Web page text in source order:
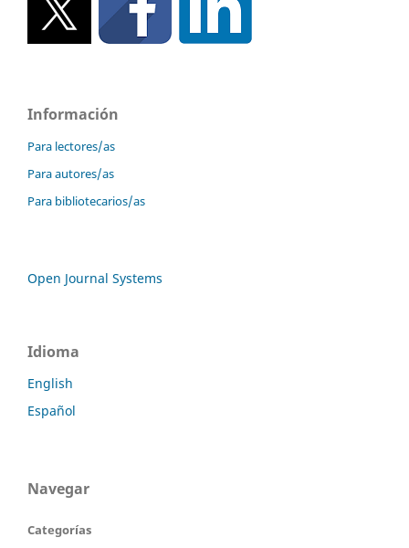
Información
Para lectores/as
Para autores/as
Para bibliotecarios/as
Open Journal Systems
Idioma
English
Español
Navegar
Categorías